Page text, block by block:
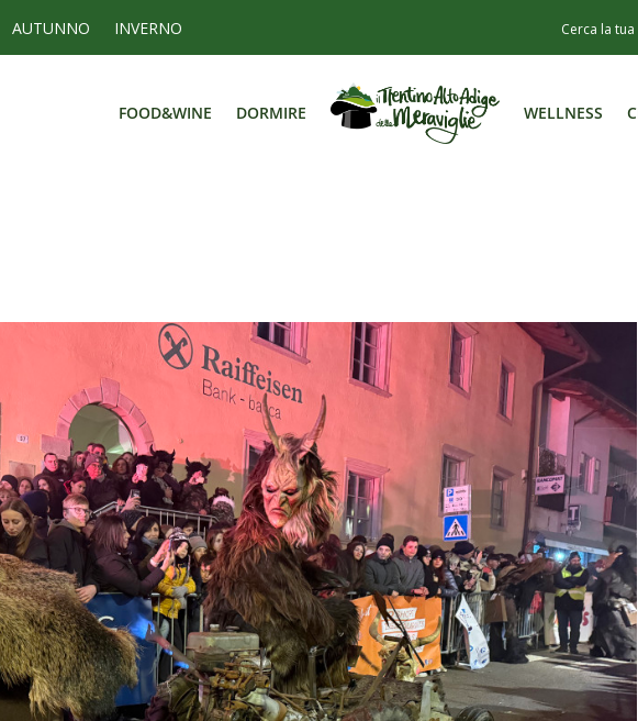
AUTUNNO INVERNO
FOOD&WINE DORMIRE WELLNESS
FOOD&WINE DORMIRE WELLNESS